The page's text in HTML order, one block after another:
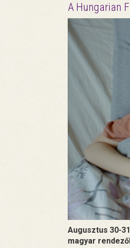
A Hungarian
Augusztus 30-
magyar